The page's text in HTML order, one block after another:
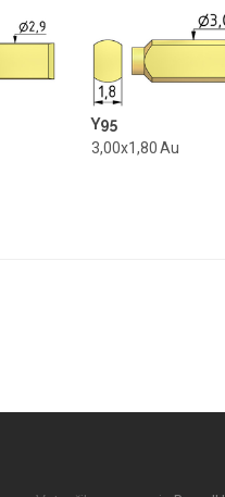
Y95
3,00x1,80 Au